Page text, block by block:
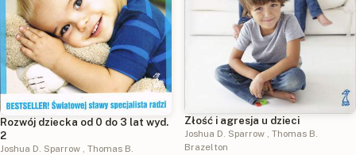
Rozwój dziecka od 0 do 3 lat wyd.
2
Joshua D. Sparrow
Thomas B.
Złość i agresja u dzieci
Joshua D. Sparrow , Thomas B.
Brazelton